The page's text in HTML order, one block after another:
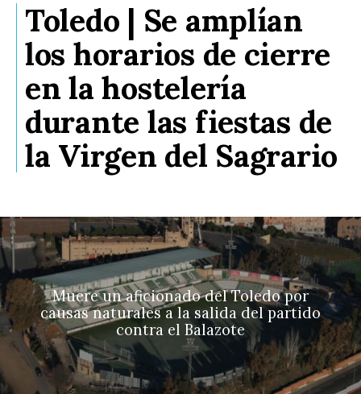
Toledo | Se amplían
los horarios de cierre
en la hostelería
durante las fiestas de
la Virgen del Sagrario
Muere un aficionado del Toledo por
causas naturales a la salida del partido
contra el Balazote